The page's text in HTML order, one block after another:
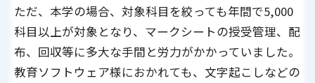
ただ、本学の場合、対象科目を絞っても年間で5,000
科目以上が対象となり、マークシートの授受管理、配
布、回収等に多大な手間と労力がかかっていました。
教育ソフトウェア様におかれても、文字起こしなどの